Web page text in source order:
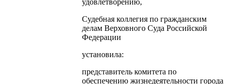
Судебная коллегия по гражданским
делам Верховного Суда Российской
Федерации
установила:
представитель комитета по
обеспечению жизнедеятельности города